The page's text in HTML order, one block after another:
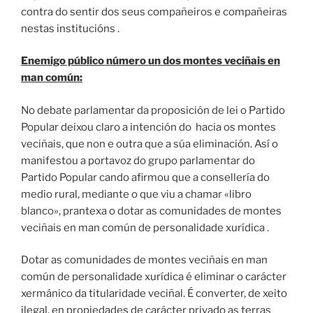
contra do sentir dos seus compañeiros e compañeiras
nestas institucións .
Enemigo público número un dos montes veciñais en
man común:
No debate parlamentar da proposición de lei o Partido
Popular deixou claro a intención do hacia os montes
veciñais, que non e outra que a súa eliminación. Así o
manifestou a portavoz do grupo parlamentar do
Partido Popular cando afirmou que a consellería do
medio rural, mediante o que viu a chamar «libro
blanco», prantexa o dotar as comunidades de montes
veciñais en man común de personalidade xurídica .
Dotar as comunidades de montes veciñais en man
común de personalidade xurídica é eliminar o carácter
xermánico da titularidade veciñal. É converter, de xeito
ilegal, en propiedades de carácter privado as terras